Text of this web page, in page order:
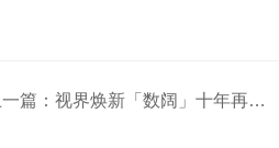
上一篇：视界焕新「数阔」十年再显锋 | 我们十岁啦！